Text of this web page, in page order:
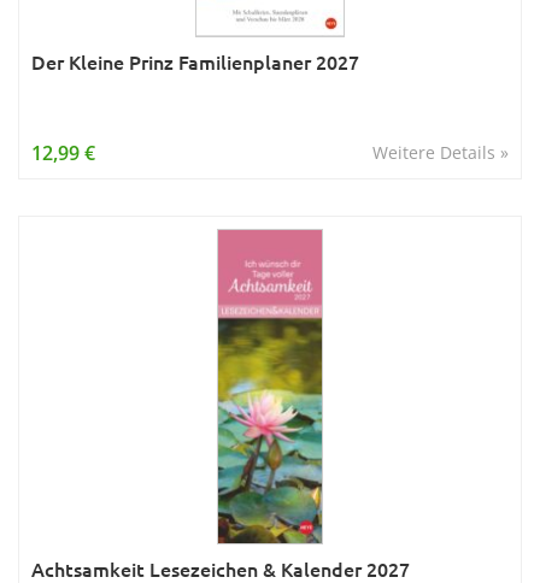
Der Kleine Prinz Familienplaner 2027
Weitere Details »
12,99 €
Achtsamkeit Lesezeichen & Kalender 2027